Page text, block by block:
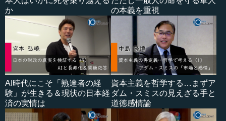
か
の本義を重視
AI時代にこそ「熟達者の経
験」が生きる＆現状の日本経
済の実情は
資本主義を哲学する…まずア
ダム・スミスの見えざる手と
道徳感情論